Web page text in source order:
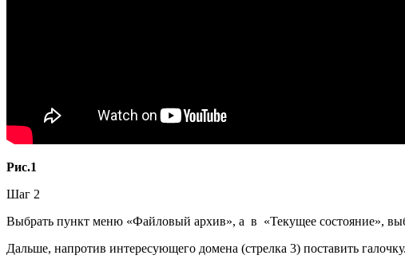
Рис.1
Шаг 2
Выбрать пункт меню «Файловый архив», а в «Текущее состояние»,
Дальше, напротив интересующего домена (стрелка 3) поставить